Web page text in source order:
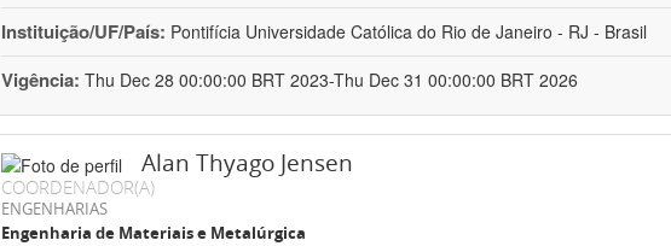
Instituição/UF/País: Pontifícia Universidade Católica do Rio de Janeiro - RJ - Brasil
Vigência: Thu Dec 28 00:00:00 BRT 2023-Thu Dec 31 00:00:00 BRT 2026
Alan Thyago Jensen
COORDENADOR(A)
ENGENHARIAS
Engenharia de Materiais e Metalúrgica